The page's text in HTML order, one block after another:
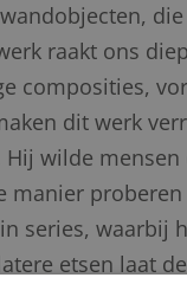
raakt ons
composities,
dit werk
Hij wilde
manier
series, waarbij
etsen laat